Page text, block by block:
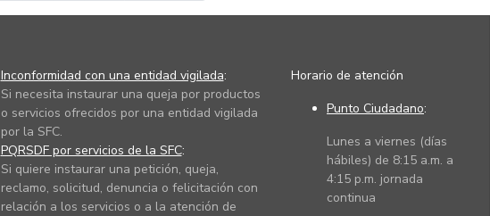
Inconformidad con una entidad vigilada:
Si necesita instaurar una queja por productos
o servicios ofrecidos por una entidad vigilada
por la SFC.
PQRSDF por servicios de la SFC:
Si quiere instaurar una petición, queja,
reclamo, solicitud, denuncia o felicitación con
relación a los servicios o a la atención de
Horario de atención
Punto Ciudadano:
Lunes a viernes (días
hábiles) de 8:15 a.m. a
4:15 p.m. jornada
continua